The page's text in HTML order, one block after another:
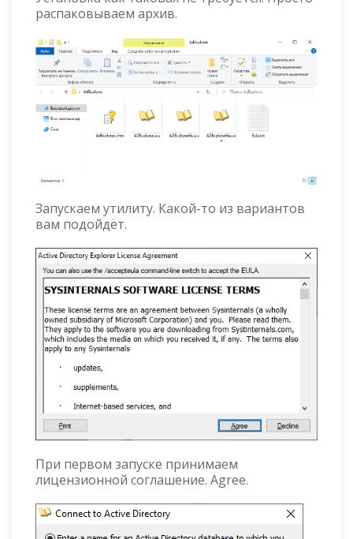
распаковываем архив.
Запускаем утилиту. Какой-то из вариантов
вам подойдёт.
При первом запуске принимаем
лицензионной соглашение. Agree.